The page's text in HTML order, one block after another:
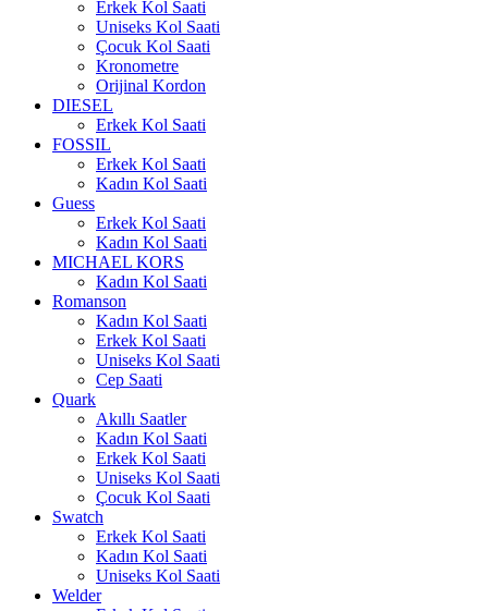
Erkek Kol Saati
Uniseks Kol Saati
Çocuk Kol Saati
Kronometre
Orijinal Kordon
DIESEL
Erkek Kol Saati
FOSSIL
Erkek Kol Saati
Kadın Kol Saati
Guess
Erkek Kol Saati
Kadın Kol Saati
MICHAEL KORS
Kadın Kol Saati
Romanson
Kadın Kol Saati
Erkek Kol Saati
Uniseks Kol Saati
Cep Saati
Quark
Akıllı Saatler
Kadın Kol Saati
Erkek Kol Saati
Uniseks Kol Saati
Çocuk Kol Saati
Swatch
Erkek Kol Saati
Kadın Kol Saati
Uniseks Kol Saati
Welder